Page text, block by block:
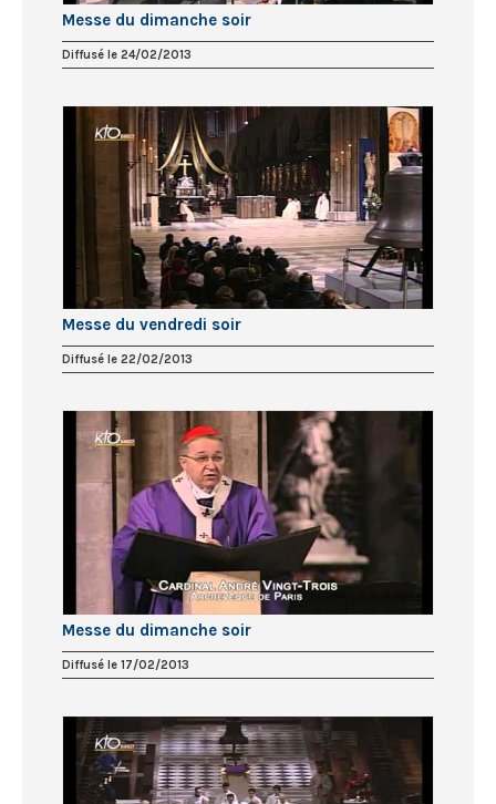
Messe du dimanche soir
Diffusé le 24/02/2013
Messe du vendredi soir
Diffusé le 22/02/2013
Messe du dimanche soir
Diffusé le 17/02/2013